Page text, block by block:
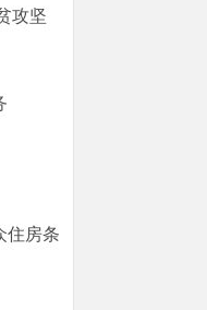
攻坚
住房条